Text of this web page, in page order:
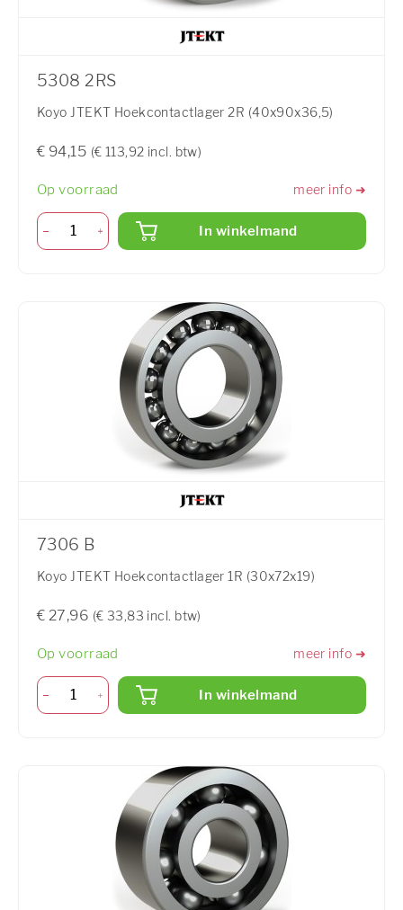
5308 2RS
Koyo JTEKT Hoekcontactlager 2R (40x90x36,5)
€ 94,15 (€ 113,92 incl. btw)
Op voorraad meer info ➜
In winkelmand
7306 B
Koyo JTEKT Hoekcontactlager 1R (30x72x19)
€ 27,96 (€ 33,83 incl. btw)
Op voorraad meer info ➜
In winkelmand